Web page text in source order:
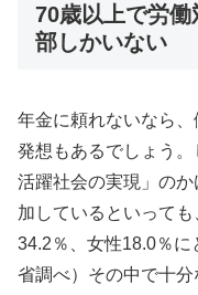
70歳以上で労
部しかいない
年金に頼れないなら
発想もあるでしょう
活躍社会の実現」の
加しているといって
34.2％、女性18.0％
省調べ）その中で十